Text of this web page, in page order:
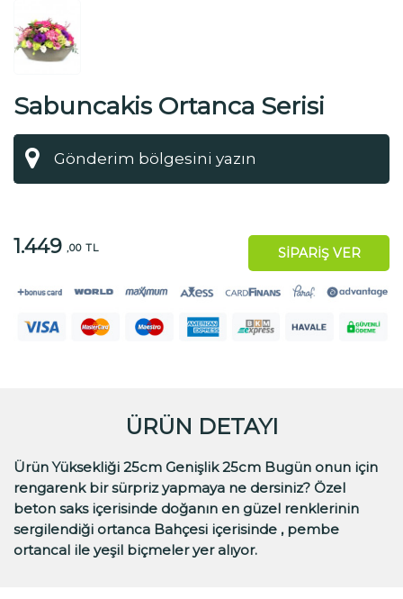
Sabuncakis Ortanca Serisi
1.449 ,00 TL SİPARİŞ VER
ÜRÜN DETAYI
Ürün Yüksekliği 25cm Genişlik 25cm Bugün onun için
rengarenk bir sürpriz yapmaya ne dersiniz? Özel
beton saks içerisinde doğanın en güzel renklerinin
sergilendiği ortanca Bahçesi içerisinde , pembe
ortancal ile yeşil biçmeler yer alıyor.